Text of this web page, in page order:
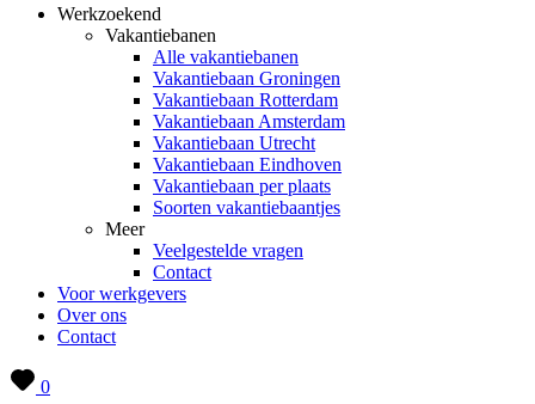
Werkzoekend
Vakantiebanen
Alle vakantiebanen
Vakantiebaan Groningen
Vakantiebaan Rotterdam
Vakantiebaan Amsterdam
Vakantiebaan Utrecht
Vakantiebaan Eindhoven
Vakantiebaan per plaats
Soorten vakantiebaantjes
Meer
Veelgestelde vragen
Contact
Voor werkgevers
Over ons
Contact
0